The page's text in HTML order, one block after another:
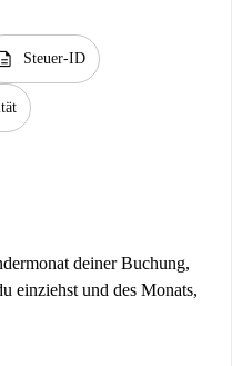
Steuer-ID
deiner Buchung,
einziehst und des Monats,